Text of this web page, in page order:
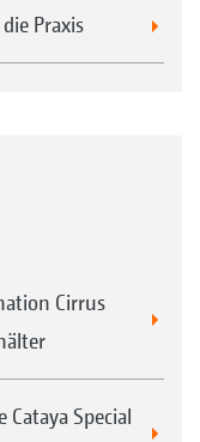
Praxis
Cirrus
Cataya Special